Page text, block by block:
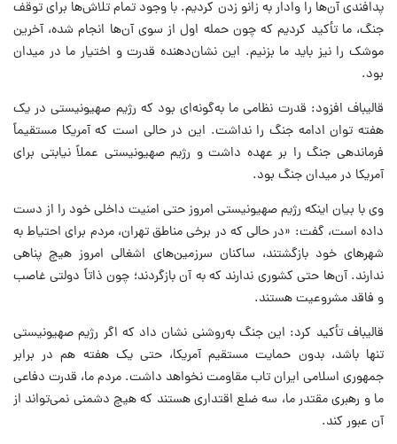
پدافندی آن‌ها را وادار به زانو زدن کردیم. با وجود تمام تلاش‌ها برای توقف
جنگ، ما تأکید کردیم که چون حمله اول از سوی آن‌ها انجام شده، آخرین
موشک را نیز باید ما بزنیم. این نشان‌دهنده قدرت و اختیار ما در میدان
بود.
قالیباف افزود: قدرت نظامی ما به‌گونه‌ای بود که رژیم صهیونیستی در یک
هفته توان ادامه جنگ را نداشت. این در حالی است که آمریکا مستقیماً
فرماندهی جنگ را بر عهده داشت و رژیم صهیونیستی عملاً نیابتی برای
آمریکا در میدان جنگ بود.
وی با بیان اینکه رژیم صهیونیستی امروز حتی امنیت داخلی خود را از دست
داده است، گفت: «در حالی که در برخی مناطق تهران، مردم برای احتیاط به
شهرهای خود بازگشتند، ساکنان سرزمین‌های اشغالی امروز هیچ پناهی
ندارند. آن‌ها حتی کشوری ندارند که به آن بازگردند؛ چون ذاتاً دولتی غاصب
و فاقد مشروعیت هستند.
قالیباف تأکید کرد: این جنگ به‌روشنی نشان داد که اگر رژیم صهیونیستی
تنها باشد، بدون حمایت مستقیم آمریکا، حتی یک هفته هم در برابر
جمهوری اسلامی ایران تاب مقاومت نخواهد داشت. مردم ما، قدرت دفاعی
ما و رهبری مقتدر ما، سه ضلع اقتداری هستند که هیچ دشمنی نمی‌تواند از
آن عبور کند.